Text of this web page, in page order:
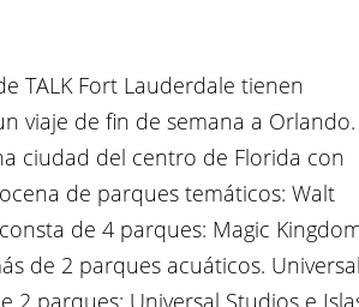
TALK Fort Lauderdale tienen
viaje de fin de semana a Orlando.
ciudad del centro de Florida con
de parques temáticos: Walt
de 4 parques: Magic
de 2 parques acuáticos.